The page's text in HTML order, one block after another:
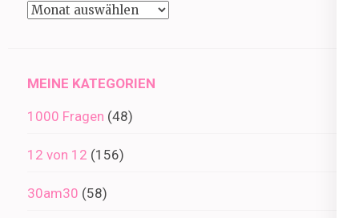
Beiträge
MEINE KATEGORIEN
1000 Fragen (48)
12 von 12 (156)
30am30 (58)